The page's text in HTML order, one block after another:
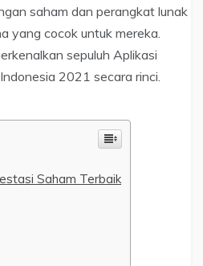
saham dan perangkat lunak
yang cocok untuk mereka.
sepuluh Aplikasi
2021 secara rinci.
Saham Terbaik